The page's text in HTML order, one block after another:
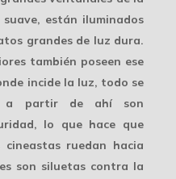
están iluminados
grandes de luz dura.
también poseen ese
incide la luz, todo se
a partir de ahí son
lo que hace que
cineastas ruedan hacia
son siluetas contra la